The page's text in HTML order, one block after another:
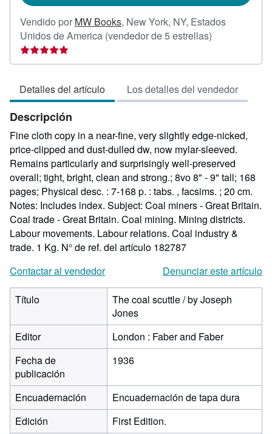
Vendido por MW Books, New York, NY, Estados
Unidos de America (vendedor de 5 estrellas)
vendedor:
de
5
Detalles del artículo Los detalles del vendedor
Descripción
Fine cloth copy in a near-fine, very slightly edge-nicked,
price-clipped and dust-dulled dw, now mylar-sleeved.
Remains particularly and surprisingly well-preserved
overall; tight, bright, clean and strong.; 8vo 8" - 9" tall; 168
pages; Physical desc. : 7-168 p. : tabs. , facsims. ; 20 cm.
Notes: Includes index. Subject: Coal miners - Great Britain.
Coal trade - Great Britain. Coal mining. Mining districts.
Labour movements. Labour relations. Coal industry &
trade. 1 Kg. N° de ref. del artículo 182787
Contactar al vendedor
Denunciar este artículo
Título
The coal scuttle / by Joseph
Jones
Editor
London : Faber and Faber
Fecha de
publicación
1936
Encuadernación
Encuadernación de tapa dura
Edición
First Edition.